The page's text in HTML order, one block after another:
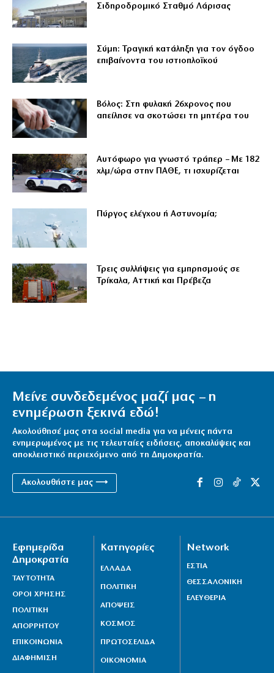
Σιδηροδρομικό Σταθμό Λάρισας
Σύμη: Τραγική κατάληξη για τον όγδοο
επιβαίνοντα του ιστιοπλοϊκού
Βόλος: Στη φυλακή 26χρονος που
απείλησε να σκοτώσει τη μητέρα του
Αυτόφωρο για γνωστό τράπερ – Με 182
χλμ/ώρα στην ΠΑΘΕ, τι ισχυρίζεται
Πύργος ελέγχου ή Αστυνομία;
Τρεις συλλήψεις για εμπρησμούς σε
Τρίκαλα, Αττική και Πρέβεζα
Μείνε συνδεδεμένος μαζί μας – η
ενημέρωση ξεκινά εδώ!
Ακολούθησέ μας στα social media για να μένεις πάντα
ενημερωμένος με τις τελευταίες ειδήσεις, αποκαλύψεις και
αποκλειστικό περιεχόμενο από τη Δημοκρατία.
Ακολουθήστε μας ⟶
Εφημερίδα
Δημοκρατία
ΤΑΥΤΟΤΗΤΑ
ΟΡΟΙ ΧΡΗΣΗΣ
ΠΟΛΙΤΙΚΗ
ΑΠΟΡΡΗΤΟΥ
ΕΠΙΚΟΙΝΩΝΙΑ
ΔΙΑΦΗΜΙΣΗ
Κατηγορίες
ΕΛΛΑΔΑ
ΠΟΛΙΤΙΚΗ
ΑΠΟΨΕΙΣ
ΚΟΣΜΟΣ
ΠΡΩΤΟΣΕΛΙΔΑ
ΟΙΚΟΝΟΜΙΑ
Network
ΕΣΤΙΑ
ΘΕΣΣΑΛΟΝΙΚΗ
ΕΛΕΥΘΕΡΙΑ